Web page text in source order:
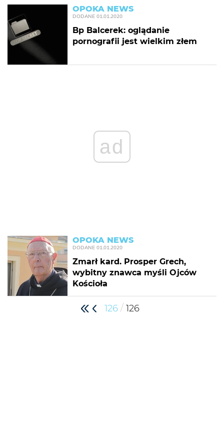
OPOKA NEWS
DODANE 01.01.2020
Bp Balcerek: oglądanie
pornografii jest wielkim złem
ad
OPOKA NEWS
DODANE 01.01.2020
Zmarł kard. Prosper Grech,
wybitny znawca myśli Ojców
Kościoła
126 / 126